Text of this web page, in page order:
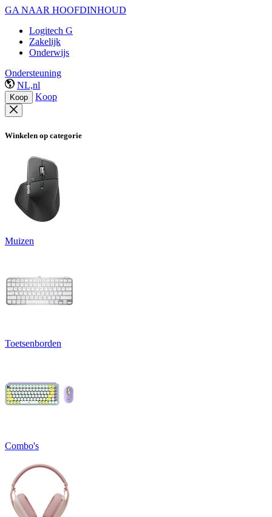
GA NAAR HOOFDINHOUD
Logitech G
Zakelijk
Onderwijs
Ondersteuning
NL,nl
Koop Koop
Winkelen op categorie
Muizen
Toetsenborden
Combo's